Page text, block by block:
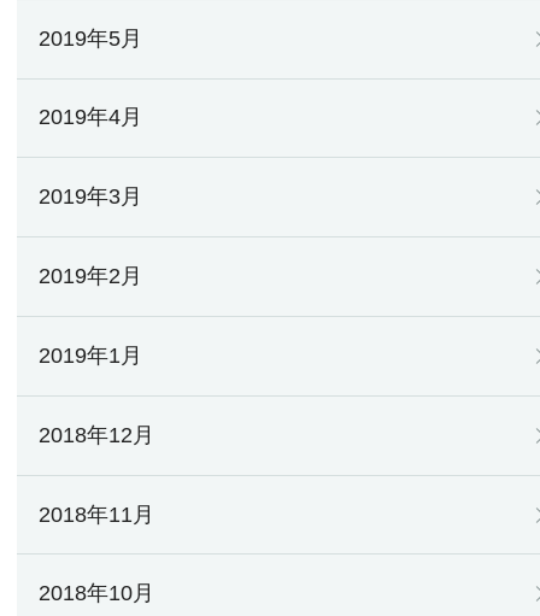
2019年5月
2019年4月
2019年3月
2019年2月
2019年1月
2018年12月
2018年11月
2018年10月